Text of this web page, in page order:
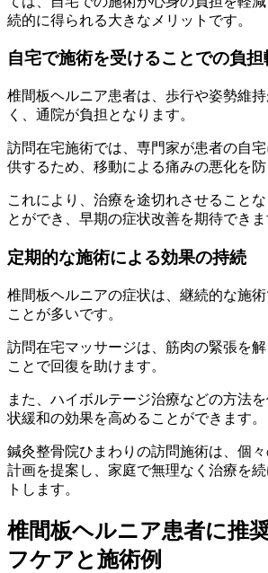
続的に得られる大きなメリットです。
自宅で施術を受けることでの負担
椎間板ヘルニア患者は、歩行や姿勢維
く、通院が負担となります。
訪問在宅施術では、専門家が患者の自
供するため、移動による痛みの悪化を防
これにより、治療を途切れさせること
とができ、早期の症状改善を期待できま
定期的な施術による効果の持続
椎間板ヘルニアの症状は、継続的な施
ことが多いです。
訪問在宅マッサージは、筋肉の緊張を
ことで回復を助けます。
また、ハイボルテージ治療などの方法
状緩和の効果を高めることができます。
鍼灸整骨院ひまわりの訪問施術は、個
計画を提案し、家庭で無理なく治療を
トします。
椎間板ヘルニア患者に推
フケアと施術例